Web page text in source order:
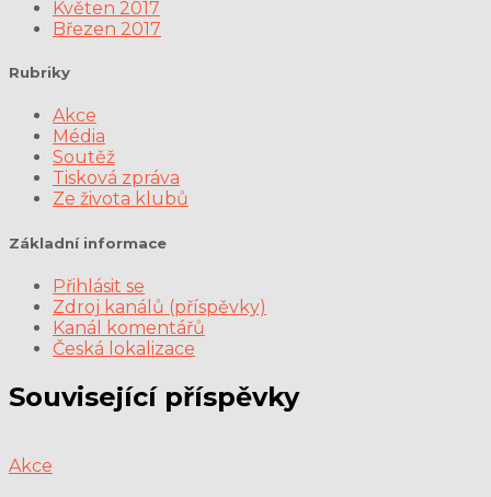
Květen 2017
Březen 2017
Rubriky
Akce
Média
Soutěž
Tisková zpráva
Ze života klubů
Základní informace
Přihlásit se
Zdroj kanálů (příspěvky)
Kanál komentářů
Česká lokalizace
Související příspěvky
Akce